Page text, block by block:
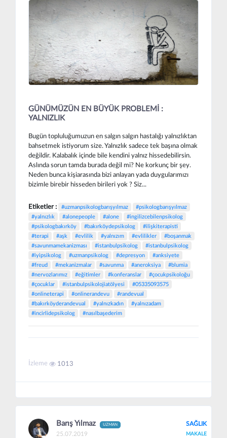
GÜNÜMÜZÜN EN BÜYÜK PROBLEMİ :
YALNIZLIK
Bugün topluluğumuzun en salgın salgın hastalığı yalnızlıktan
bahsetmek istiyorum size. Yalnızlık sadece tek başına olmak
değildir. Kalabalık içinde bile kendini yalnız hissedebilirsin.
Aslında sorun tamda burada değil mi? Ne korkunç bir şey.
Neden bunca kişiarasında bizi anlayan yada duygularımızı
bizimle birebir hisseden birileri yok ? Siz...
Etiketler : #uzmanpsikologbarışyılmaz
#psikologbarışyılmaz
#yalnızlık
#alonepeople #alone
#ingilizcebilenpsikolog
#psikologbakırköy
#bakırköydepsikolog
#ilişkiterapisti
#terapi
#aşk #evlilik #yalnızım #evlilikler
#boşanmak
#savunmamekanizması
#istanbulpsikolog
#istanbulpsikolog
#iyipsikolog
#uzmanpsikolog #depresyon
#anksiyete
#freud
#mekanizmalar #savunma #aneroksiya
#blumia
#nervozlarımız
#eğitimler #konferanslar
#çocukpsikoloğu
#çocuklar
#istanbulpsikolojiatölyesi
#05335093575
#onlineterapi
#onlinerandevu
#randevual
#bakırköyderandevual
#yalnızkadın
#yalnızadam
#incirlidepsikolog
#nasılbaşederim
İzleme 1013
Barış Yılmaz UZMAN
25.07.2019
SAĞLIK
MAKALE